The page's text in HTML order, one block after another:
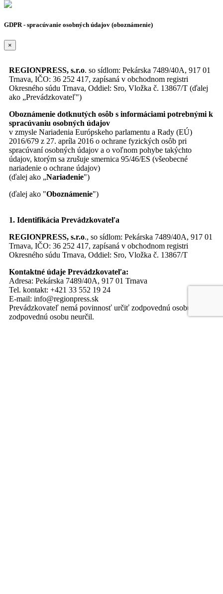
GDPR - spracúvanie osobných údajov (oboznámenie)
×
REGIONPRESS, s.r.o. so sídlom: Pekárska 7489/40A, 917 01
Trnava, IČO: 36 252 417, zapísaná v obchodnom registri
Okresného súdu Trnava, Oddiel: Sro, Vložka č. 13867/T (ďalej
ako „Prevádzkovateľ")
Oboznámenie dotknutých osôb s informáciami potrebnými k
spracúvaniu osobných údajov
v zmysle Nariadenia Európskeho parlamentu a Rady (EÚ)
2016/679 z 27. apríla 2016 o ochrane fyzických osôb pri
spracúvaní osobných údajov a o voľnom pohybe takýchto
údajov, ktorým sa zrušuje smernica 95/46/ES (všeobecné
nariadenie o ochrane údajov)
(ďalej ako „Nariadenie")
(ďalej ako "Oboznámenie")
1. Identifikácia Prevádzkovateľa
REGIONPRESS, s.r.o., so sídlom: Pekárska 7489/40A, 917 01
Trnava, IČO: 36 252 417, zapísaná v obchodnom registri
Okresného súdu Trnava, Oddiel: Sro, Vložka č. 13867/T
Kontaktné údaje Prevádzkovateľa:
Adresa: Pekárska 7489/40A, 917 01 Trnava
Tel. kontakt: +421 33 552 19 24
E-mail: info@regionpress.sk
Prevádzkovateľ nemá povinnosť určiť zodpovednú osobu, preto
zodpovednú osobu neurčil.